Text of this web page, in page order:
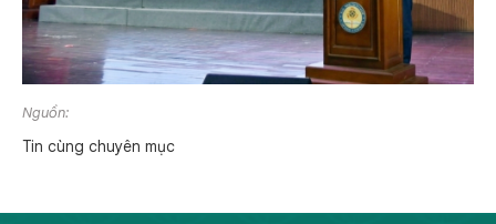
Nguồn:
Tin cùng chuyên mục